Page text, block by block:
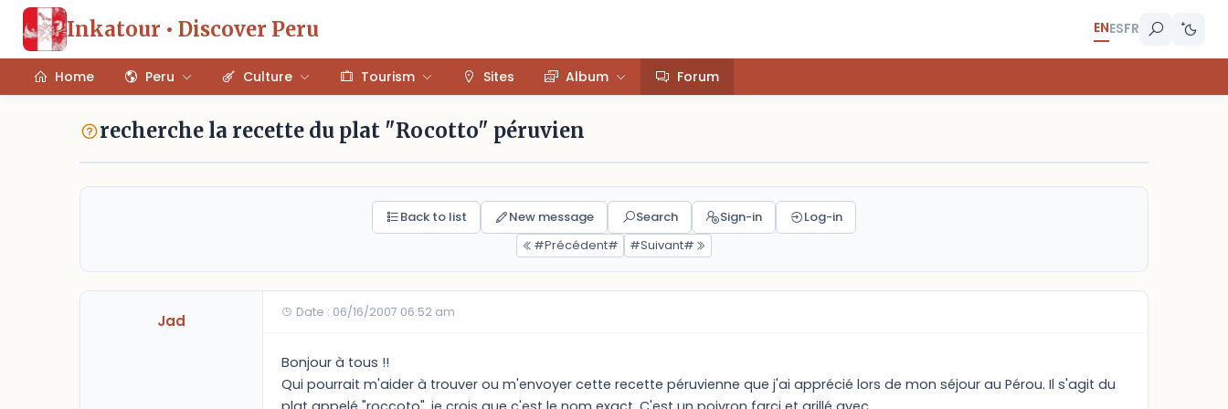
Inkatour • Discover Peru ENESFR
Home Peru Culture Tourism Sites Album Forum
recherche la recette du plat "Rocotto" péruvien
Back to list New message Search Sign-in
Log-in
#Précédent#
#Suivant#
Jad Date : 06/16/2007 06:52 am
Bonjour à tous !!
Qui pourrait m'aider à trouver ou m'envoyer cette recette péruvienne que j'ai apprécié lors de mon séjour au Pérou. Il s'agit du